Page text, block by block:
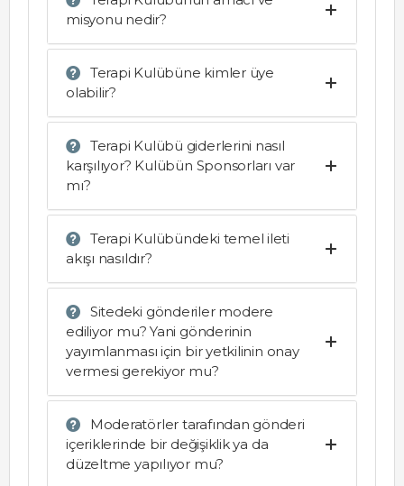
misyonu nedir?
Terapi Kulübüne kimler üye
olabilir?
Terapi Kulübü giderlerini nasıl
karşılıyor? Kulübün Sponsorları var
mı?
Terapi Kulübündeki temel ileti
akışı nasıldır?
Sitedeki gönderiler modere
ediliyor mu? Yani gönderinin
yayımlanması için bir yetkilinin onay
vermesi gerekiyor mu?
Moderatörler tarafından gönderi
içeriklerinde bir değişiklik ya da
düzeltme yapılıyor mu?